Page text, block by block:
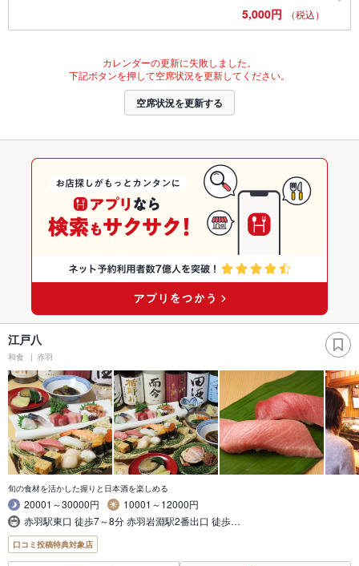
5,000円 （税込）
カレンダーの更新に失敗しました。
下記ボタンを押して空席状況を更新してください。
空席状況を更新する
江戸八
和食 赤羽
旬の食材を活かした握りと日本酒を楽しめる
20001～30000円
10001～12000円
赤羽駅東口 徒歩7～8分 赤羽岩淵駅2番出口 徒歩…
口コミ投稿特典対象店